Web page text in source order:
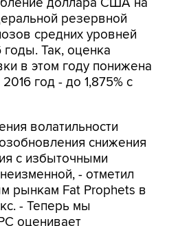
резервной
средних уровней
годы. Так, оценка
в этом году понижена
год - до 1,875% с
волатильности
снижения
с избыточными
- отметил
рынкам Fat Prophets в
- Теперь мы
оценивает